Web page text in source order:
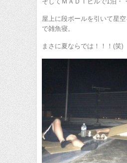
屋上に段ボールを引いて星
で雑魚寝。
まさに夏ならでは！！！(笑)